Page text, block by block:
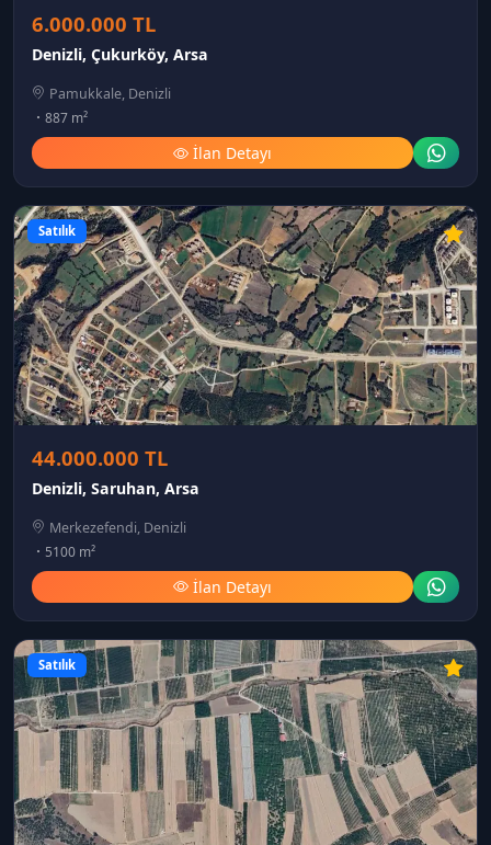
6.000.000 TL
Denizli, Çukurköy, Arsa
Pamukkale, Denizli
887 m²
İlan Detayı
Satılık
44.000.000 TL
Denizli, Saruhan, Arsa
Merkezefendi, Denizli
5100 m²
İlan Detayı
Satılık